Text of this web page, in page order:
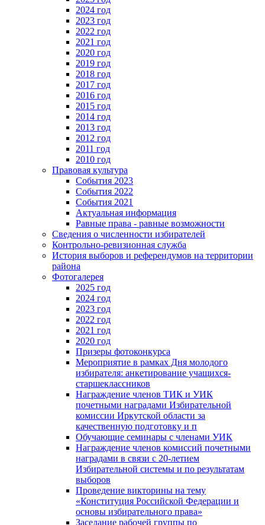
2024 год
2023 год
2022 год
2021 год
2020 год
2019 год
2018 год
2017 год
2016 год
2015 год
2014 год
2013 год
2012 год
2011 год
2010 год
Правовая культура
События 2023
События 2022
События 2021
Актуальная информация
Равные права - равные возможности
Сведения о численности избирателей
Контрольно-ревизионная служба
История выборов и референдумов на территории
района
Фотогалерея
2025 год
2024 год
2023 год
2022 год
2021 год
2020 год
Призеры фотоконкурса
Мероприятие в рамках Дня молодого
избирателя: анкетирование учащихся-
старшеклассников
Награждение членов ТИК и УИК
почетными наградами Избирательной
комиссии Иркутской области за
качественную подготовку и п
Обучающие семинары с членами УИК
Награждение членов комиссий почетными
наградами в связи с 20-летием
Избирательной системы и по результатам
выборов
Проведение викторины на тему
«Конституция Российской Федерации и
основы избирательного права»
Заседание рабочей группы по